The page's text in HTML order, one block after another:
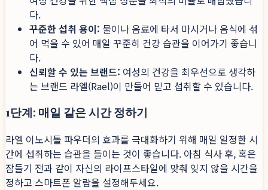
다.
꾸준한 섭취 용이: 물이나 음료에 타서 마시거나 음식에 섞
어 먹을 수 있어 매일 꾸준히 건강 습관을 이어가기 좋습니
다.
신뢰할 수 있는 브랜드: 여성의 건강을 최우선으로 생각하
는 브랜드 라엘(Rael)이 만들어 믿고 섭취할 수 있습니다.
1단계: 매일 같은 시간 정하기
라엘 이노시톨 파우더의 효과를 극대화하기 위해 매일 일정한 시
간에 섭취하는 습관을 들이는 것이 좋습니다. 아침 식사 후, 혹은
잠들기 전과 같이 자신의 라이프스타일에 맞춰 잊지 않을 시간을
정하고 스마트폰 알람을 설정해두세요.